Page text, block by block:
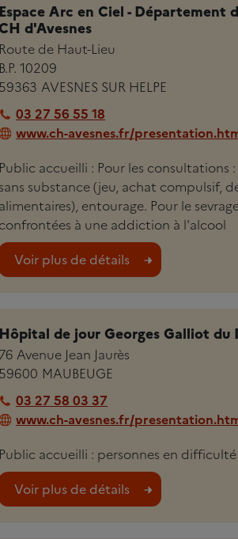
Espace Arc en Ciel -
d'Avesnes
Route de Haut-Lieu
B.P. 10209
59363 AVESNES SUR HELPE
03 27 56 55 18
www.ch-avesnes.fr/
Public accueilli : Pour les
sans substance (jeu, achat compulsif,
alimentaires), entourage. Pour le
confrontées à une addiction à l'alcool
Voir plus de détails
Hôpital de jour Georges Galliot du
76 Avenue Jean Jaurès
59600 MAUBEUGE
03 27 58 03 37
www.ch-avesnes.fr/
Public accueilli : personnes en
Voir plus de détails